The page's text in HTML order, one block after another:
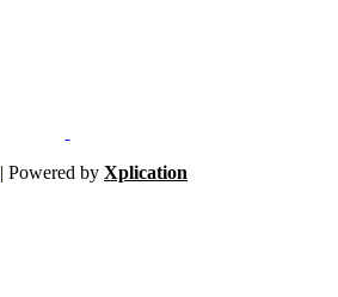
| Powered by Xplication